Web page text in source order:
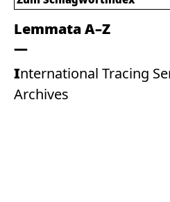
Lemmata A–Z
International Tracing Service / Arolsen
Archives